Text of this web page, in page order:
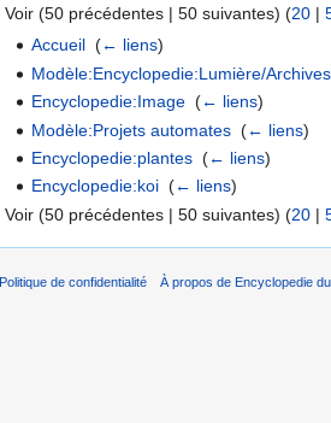
Voir (50 précédentes | 50 suivantes) (20 |
Accueil ‎(← liens)
Modèle:Encyclopedie:Lumière/Archives
Encyclopedie:Image ‎(← liens)
Modèle:Projets automates ‎(← liens)
Encyclopedie:plantes ‎(← liens)
Encyclopedie:koi ‎(← liens)
Voir (50 précédentes | 50 suivantes) (20 |
Politique de confidentialité À propos de Encyclopedie